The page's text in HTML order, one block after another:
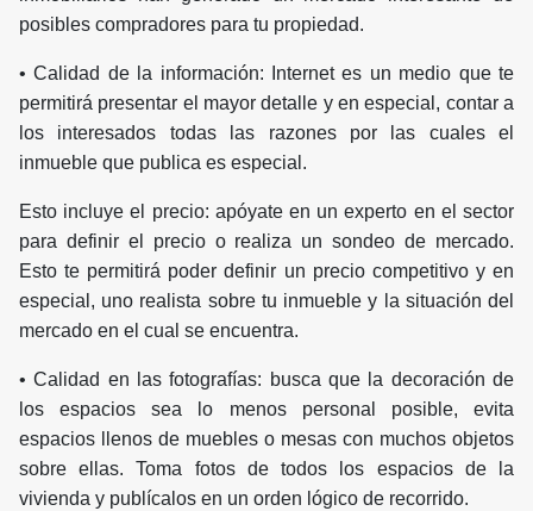
posibles compradores para tu propiedad.
• Calidad de la información: Internet es un medio que te
permitirá presentar el mayor detalle y en especial, contar a
los interesados todas las razones por las cuales el
inmueble que publica es especial.
Esto incluye el precio: apóyate en un experto en el sector
para definir el precio o realiza un sondeo de mercado.
Esto te permitirá poder definir un precio competitivo y en
especial, uno realista sobre tu inmueble y la situación del
mercado en el cual se encuentra.
• Calidad en las fotografías: busca que la decoración de
los espacios sea lo menos personal posible, evita
espacios llenos de muebles o mesas con muchos objetos
sobre ellas. Toma fotos de todos los espacios de la
vivienda y publícalos en un orden lógico de recorrido.